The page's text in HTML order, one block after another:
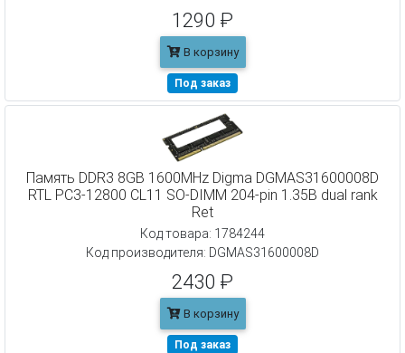
1290 ₽
В корзину
Под заказ
Память DDR3 8GB 1600MHz Digma DGMAS31600008D
RTL PC3-12800 CL11 SO-DIMM 204-pin 1.35В dual rank
Ret
Код товара: 1784244
Код производителя: DGMAS31600008D
2430 ₽
В корзину
Под заказ